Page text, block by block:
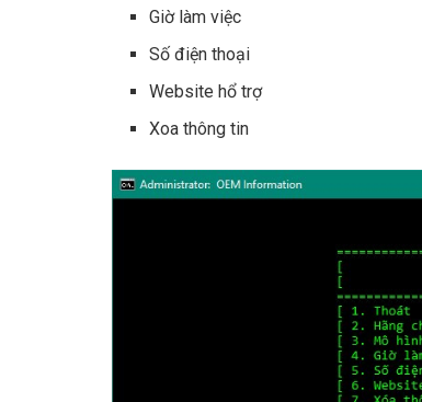
Giờ làm việc
Số điện thoại
Website hổ trợ
Xoa thông tin